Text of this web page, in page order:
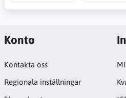
Konto
Kontakta oss
Regionala inställningar